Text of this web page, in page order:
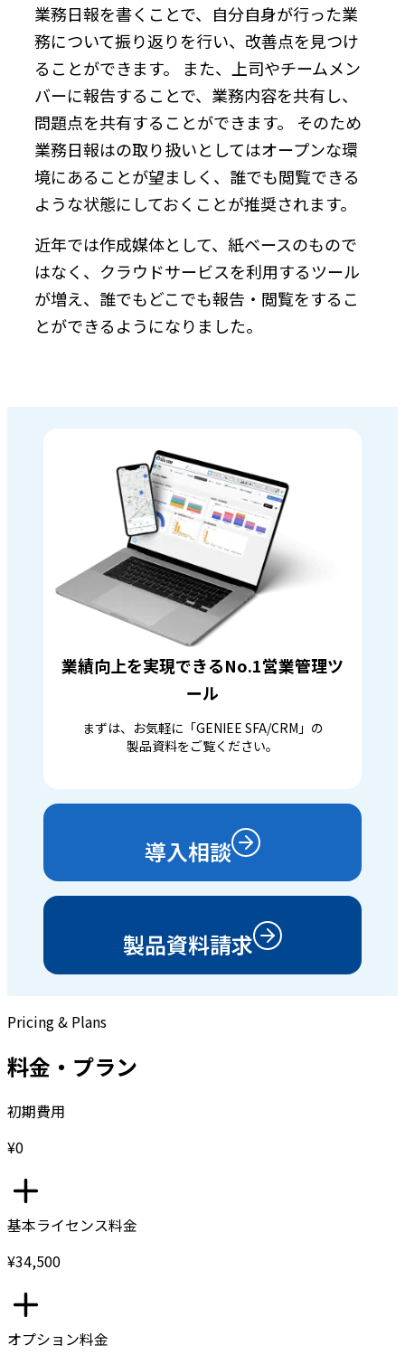
業務日報を書くことで、自分自身が行った業
務について振り返りを行い、改善点を見つけ
ることができます。 また、上司やチームメン
バーに報告することで、業務内容を共有し、
問題点を共有することができます。 そのため
業務日報はの取り扱いとしてはオープンな環
境にあることが望ましく、誰でも閲覧できる
ような状態にしておくことが推奨されます。
近年では作成媒体として、紙ベースのもので
はなく、クラウドサービスを利用するツール
が増え、誰でもどこでも報告・閲覧をするこ
とができるようになりました。
業績向上を実現できるNo.1営業管理ツ
ール
まずは、お気軽に「GENIEE SFA/CRM」の
製品資料をご覧ください。
導入相談
製品資料請求
Pricing & Plans
料金・プラン
初期費用
¥0
基本ライセンス料金
¥34,500
オプション料金